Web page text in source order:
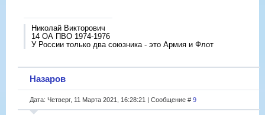
Николай Викторович
14 ОА ПВО 1974-1976
У России только два союзника - это Армия и Флот
Назаров
Дата: Четверг, 11 Марта 2021, 16:28:21 | Сообщение # 9